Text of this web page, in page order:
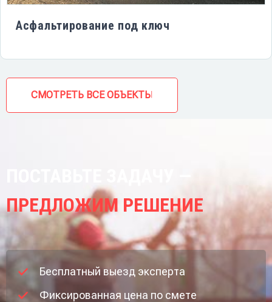
Асфальтирование под ключ
СМОТРЕТЬ ВСЕ ОБЪЕКТЫ
ПРЕДЛОЖИМ РЕШЕНИЕ
Бесплатный выезд эксперта
Фиксированная цена по смете